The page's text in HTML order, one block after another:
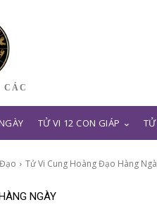
CÁC
TỬ VI 12 CON GIÁP
Tử Vi Cung Hoàng Đạo Hàng
NGÀY